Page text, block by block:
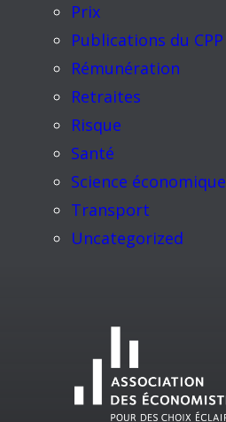
Prix
Publications du CPP
Rémunération
Retraites
Risque
Santé
Science économique
Transport
Uncategorized